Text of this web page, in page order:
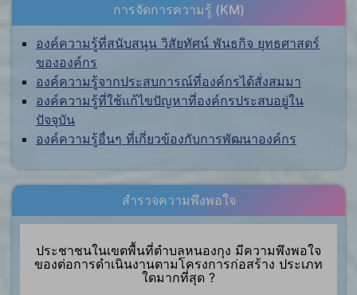
การจัดการความรู้ (KM)
องค์ความรู้ที่สนับสนุน วิสัยทัศน์ พันธกิจ ยุทธศาสตร์
ขององค์กร
องค์ความรู้จากประสบการณ์ที่องค์กรได้สั่งสมมา
องค์ความรู้ที่ใช้แก้ไขปัญหาที่องค์กรประสบอยู่ใน
ปัจจุบัน
องค์ความรู้อื่นๆ ที่เกี่ยวข้องกับการพัฒนาองค์กร
สำรวจความพึงพอใจ
ประชาชนในเขตพื้นที่ตำบลหนองกุง มีความพึงพอใจ
ของต่อการดำเนินงานตามโครงการก่อสร้าง ประเภท
ใดมากที่สุด ?